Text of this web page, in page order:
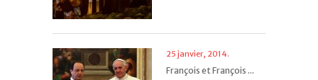
25 janvier, 2014.
François et François ...